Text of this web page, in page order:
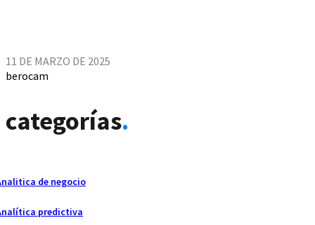
11 DE MARZO DE 2025
berocam
categorías.
de negocio
predictiva